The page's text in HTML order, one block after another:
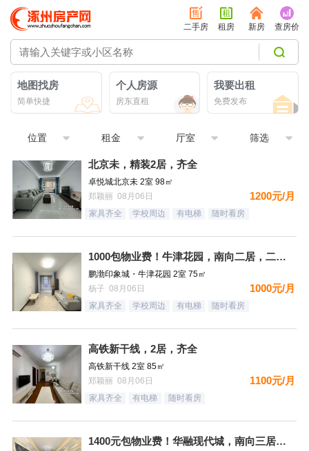
二手房 租房 新房 查房价
地图找房
简单快捷
个人房源
房东直租
我要出租
免费发布
位置 租金 厅室 筛选
北京未，精装2居，齐全
卓悦城北京未 2室 98㎡
郑颖丽 08月06日
1200元/月
家具齐全 学校周边 有电梯 随时看房
1000包物业费！牛津花园，南向二居，二个空调，看房有钥匙
鹏渤印象城・牛津花园 2室 75㎡
杨子 08月06日
1000元/月
家具齐全 学校周边 有电梯 随时看房
高铁新干线，2居，齐全
高铁新干线 2室 85㎡
郑颖丽 08月06日
1100元/月
家具齐全 有电梯 随时看房
1400元包物业费！华融现代城，南向三居，豪装自住标准，都齐